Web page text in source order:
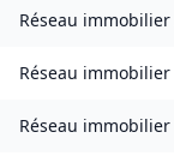
Réseau immobilier
Réseau immobilier
Réseau immobilier